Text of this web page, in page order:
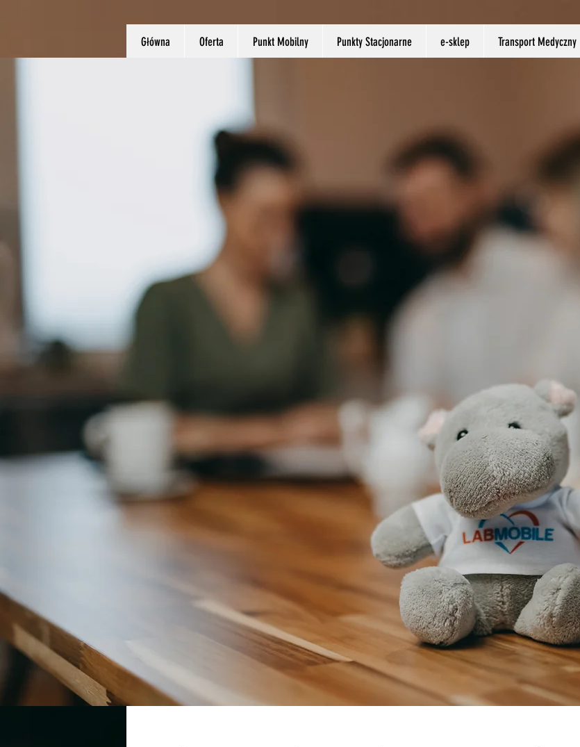
Główna Oferta Punkt Mobilny Punkty Stacjonarne e-sklep Transport Medyczny